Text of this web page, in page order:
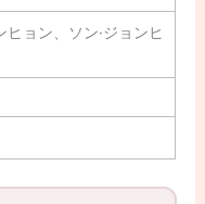
ヒョン、ソン·ジョンヒ